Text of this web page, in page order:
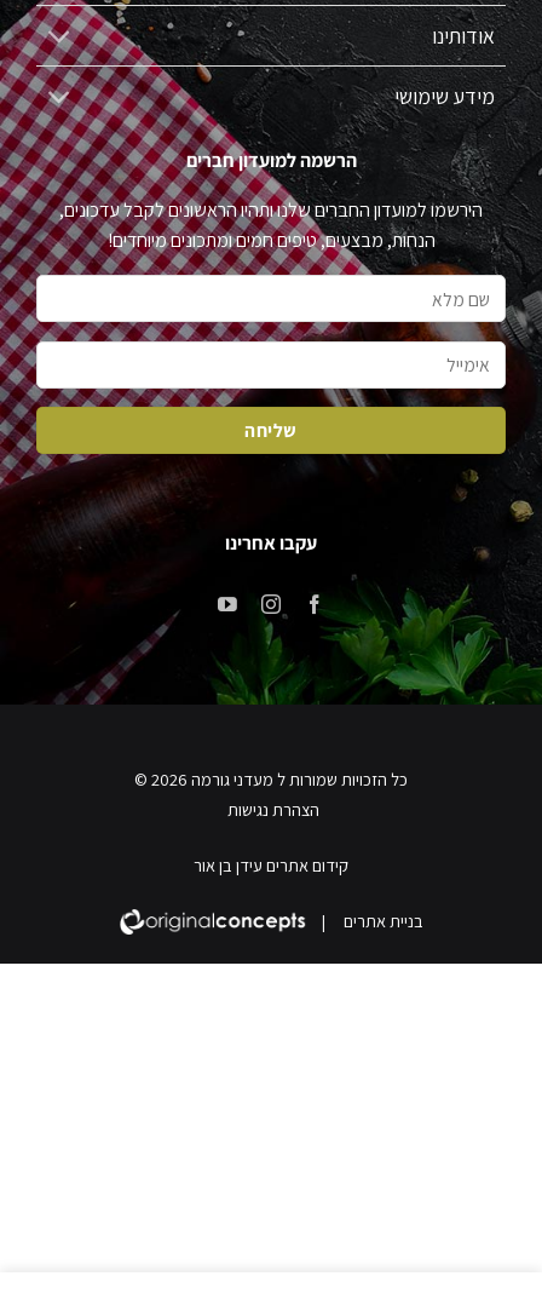
אודותינו
מידע שימושי
הרשמה למועדון חברים
הירשמו למועדון החברים שלנו ותהיו הראשונים לקבל עדכונים,
הנחות, מבצעים, טיפים חמים ומתכונים מיוחדים!
עקבו אחרינו
כל הזכויות שמורות ל מעדני גורמה 2026 ©
הצהרת נגישות
קידום אתרים עידן בן אור
בניית אתרים |